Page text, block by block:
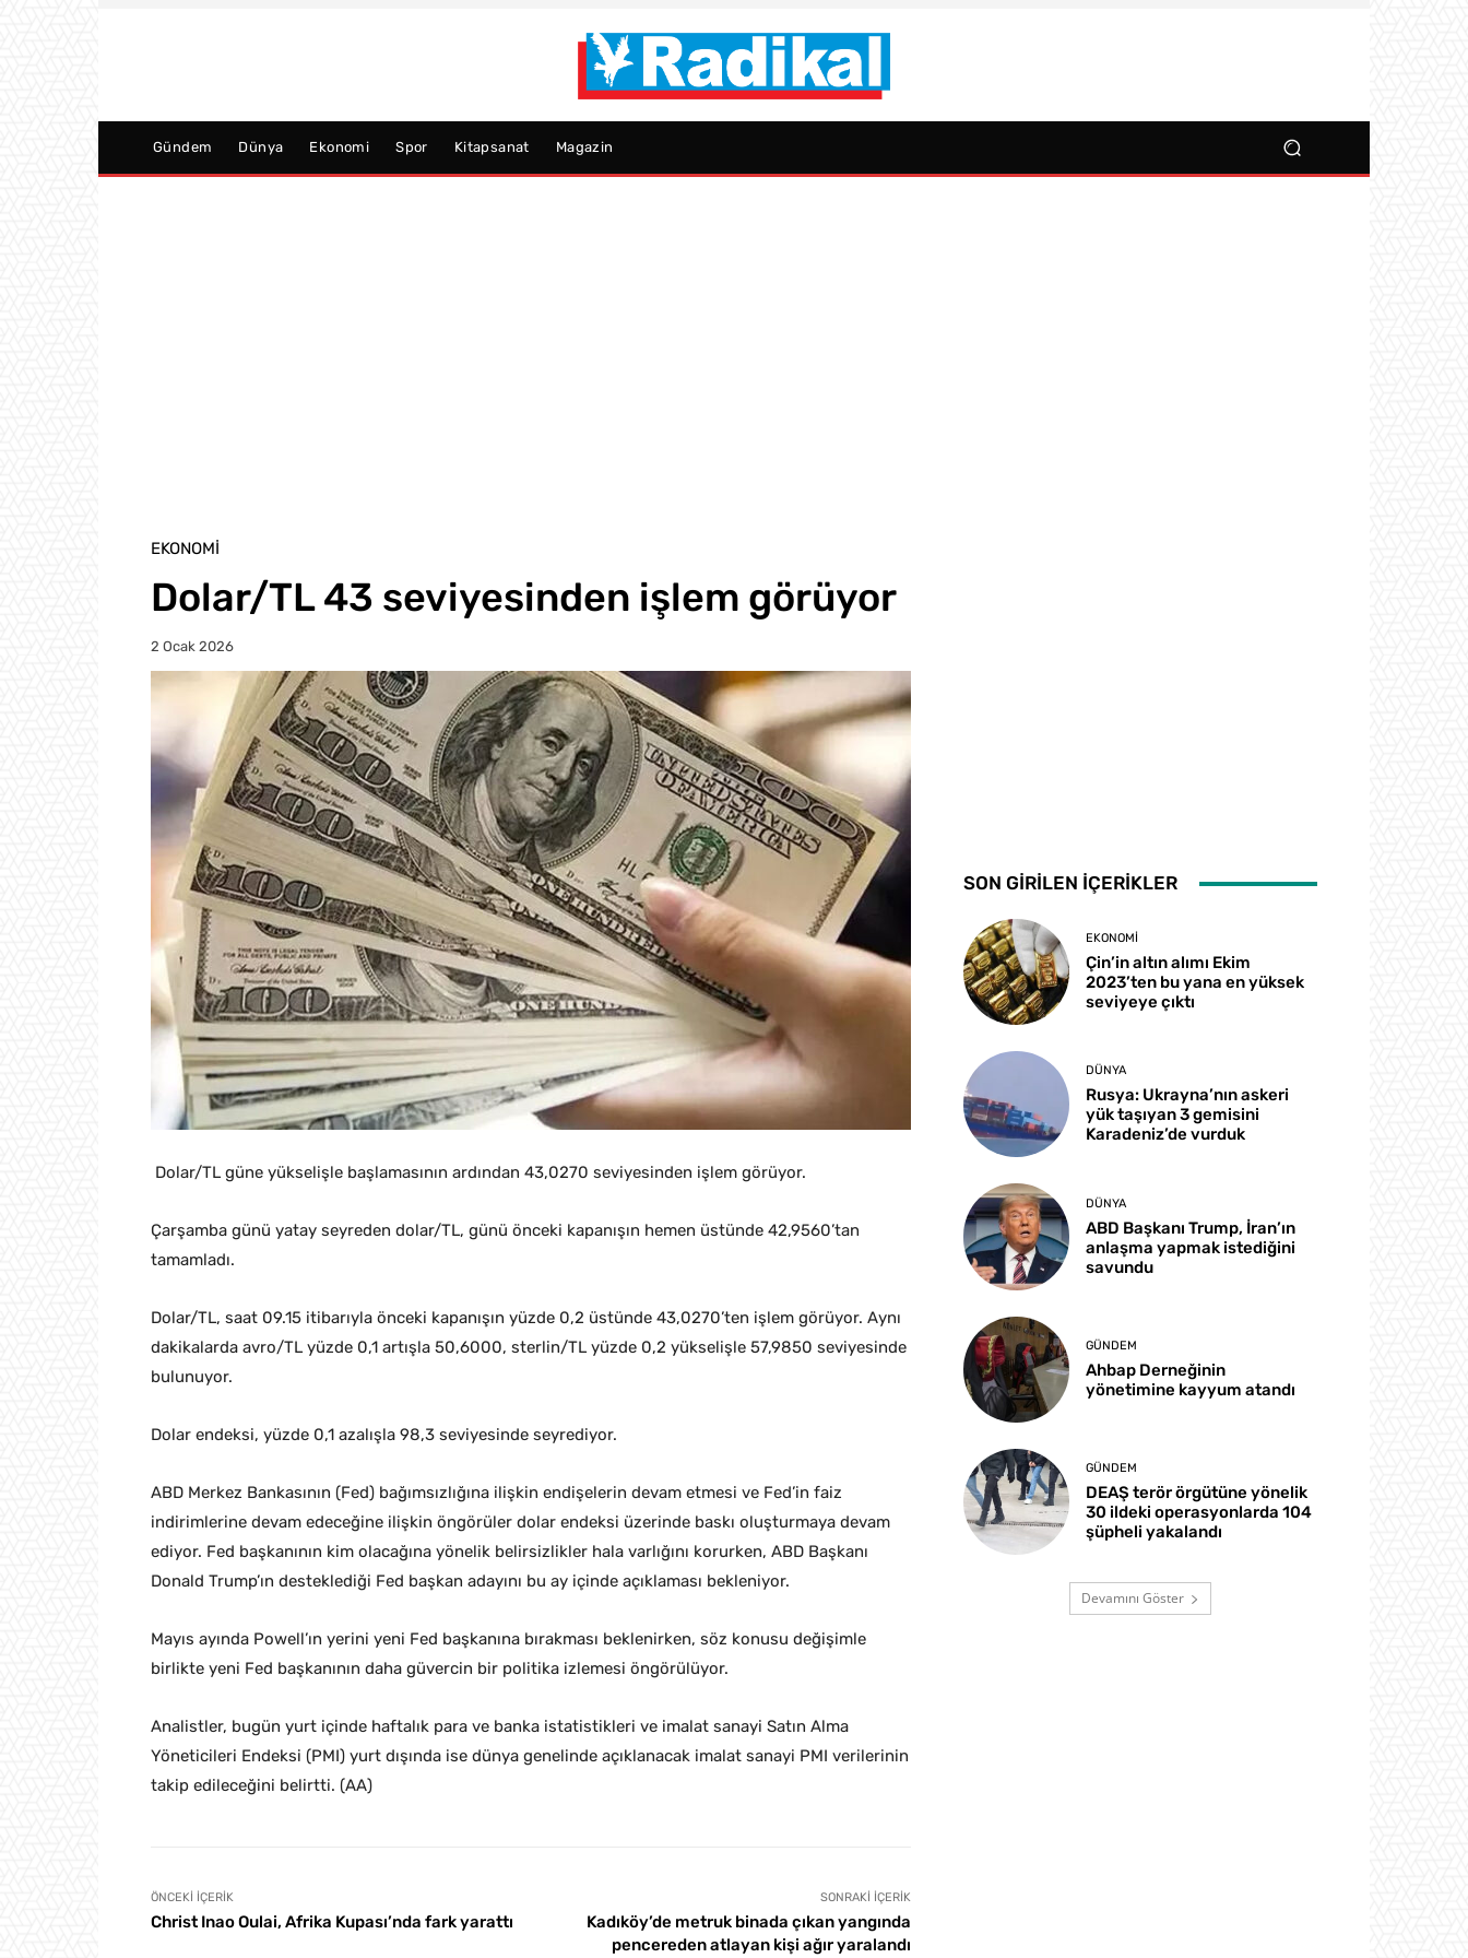
Gündem Dünya Ekonomi Spor Kitapsanat Magazin
EKONOMI
Dolar/TL 43 seviyesinden işlem görüyor
2 Ocak 2026
Dolar/TL güne yükselişle başlamasının ardından 43,0270 seviyesinden işlem görüyor.
Çarşamba günü yatay seyreden dolar/TL, günü önceki kapanışın hemen üstünde 42,9560’tan
tamamladı.
Dolar/TL, saat 09.15 itibarıyla önceki kapanışın yüzde 0,2 üstünde 43,0270’ten işlem görüyor. Aynı
dakikalarda avro/TL yüzde 0,1 artışla 50,6000, sterlin/TL yüzde 0,2 yükselişle 57,9850 seviyesinde
bulunuyor.
Dolar endeksi, yüzde 0,1 azalışla 98,3 seviyesinde seyrediyor.
ABD Merkez Bankasının (Fed) bağımsızlığına ilişkin endişelerin devam etmesi ve Fed’in faiz
indirimlerine devam edeceğine ilişkin öngörüler dolar endeksi üzerinde baskı oluşturmaya devam
ediyor. Fed başkanının kim olacağına yönelik belirsizlikler hala varlığını korurken, ABD Başkanı
Donald Trump’ın desteklediği Fed başkan adayını bu ay içinde açıklaması bekleniyor.
Mayıs ayında Powell’ın yerini yeni Fed başkanına bırakması beklenirken, söz konusu değişimle
birlikte yeni Fed başkanının daha güvercin bir politika izlemesi öngörülüyor.
Analistler, bugün yurt içinde haftalık para ve banka istatistikleri ve imalat sanayi Satın Alma
Yöneticileri Endeksi (PMI) yurt dışında ise dünya genelinde açıklanacak imalat sanayi PMI verilerinin
takip edileceğini belirtti. (AA)
ÖNCEKI İÇERIK
Christ Inao Oulai, Afrika Kupası’nda fark yarattı
SONRAKI İÇERIK
Kadıköy’de metruk binada çıkan yangında
pencereden atlayan kişi ağır yaralandı
SON GİRİLEN İÇERİKLER
EKONOMI
Çin’in altın alımı Ekim
2023’ten bu yana en yüksek
seviyeye çıktı
DÜNYA
Rusya: Ukrayna’nın askeri
yük taşıyan 3 gemisini
Karadeniz’de vurduk
DÜNYA
ABD Başkanı Trump, İran’ın
anlaşma yapmak istediğini
savundu
GÜNDEM
Ahbap Derneğinin
yönetimine kayyum atandı
GÜNDEM
DEAŞ terör örgütüne yönelik
30 ildeki operasyonlarda 104
şüpheli yakalandı
Devamını Göster